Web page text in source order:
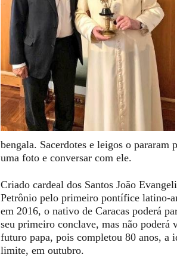
bengala. Sacerdotes e leigos o pararam
uma foto e conversar com ele.
Criado cardeal dos Santos João
Petrônio pelo primeiro pontífice latino-
em 2016, o nativo de Caracas poderá
seu primeiro conclave, mas não poderá
futuro papa, pois completou 80 anos, a
limite, em outubro.